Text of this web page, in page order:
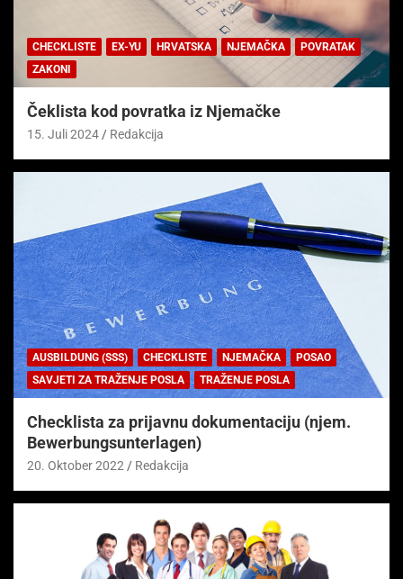
CHECKLISTE EX-YU HRVATSKA NJEMAČKA
POVRATAK
ZAKONI
Čeklista kod povratka iz Njemačke
15. Juli 2024 Redakcija
AUSBILDUNG (SSS) CHECKLISTE NJEMAČKA
POSAO
SAVJETI ZA TRAŽENJE POSLA
TRAŽENJE POSLA
Checklista za prijavnu dokumentaciju (njem.
Bewerbungsunterlagen)
20. Oktober 2022 Redakcija